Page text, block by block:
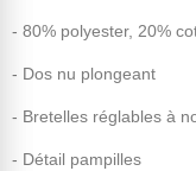
- 80% polyester, 20%
- Dos nu plongeant
- Bretelles réglables à
- Détail pampilles